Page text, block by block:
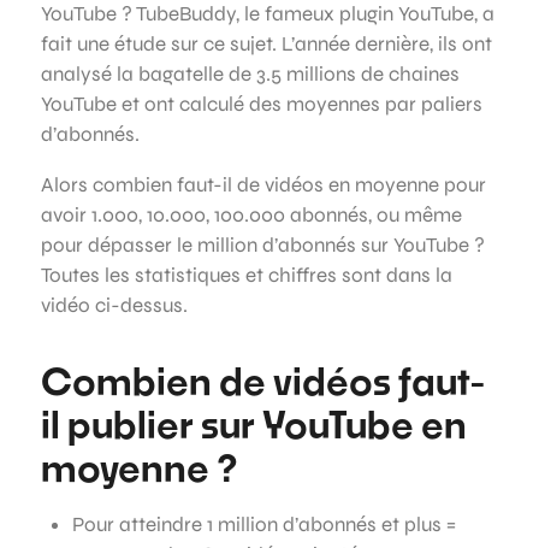
YouTube ? TubeBuddy, le fameux plugin YouTube, a
fait une étude sur ce sujet. L’année dernière, ils ont
analysé la bagatelle de 3.5 millions de chaines
YouTube et ont calculé des moyennes par paliers
d’abonnés.
Alors combien faut-il de vidéos en moyenne pour
avoir 1.000, 10.000, 100.000 abonnés, ou même
pour dépasser le million d’abonnés sur YouTube ?
Toutes les statistiques et chiffres sont dans la
vidéo ci-dessus.
Combien de vidéos faut-
il publier sur YouTube en
moyenne ?
Pour atteindre 1 million d’abonnés et plus =